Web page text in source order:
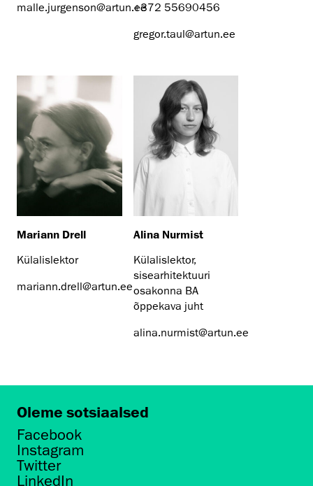
malle.jurgenson@artun.ee+372 55690456
gregor.taul@artun.ee
Mariann Drell
Külalislektor
mariann.drell@artun.ee
Alina Nurmist
Külalislektor,
sisearhitektuuri
osakonna BA
õppekava juht
alina.nurmist@artun.ee
Oleme sotsiaalsed
Facebook
Instagram
Twitter
LinkedIn